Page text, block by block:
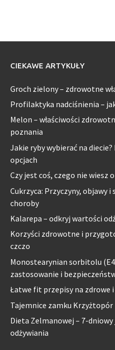
CIEKAWE ARTYKUŁY
Groch zielony – zdrowotne
Profilaktyka nadciśnienia –
Melon – właściwości
poznania
Jakie ryby wybierać na
opcjach
Czy jest coś, czego nie wiesz
Cukrzyca: Przyczyny, objawy
choroby
Kalarepa – odkryj wartości
Korzyści zdrowotne i
czczo
Monostearynian sorbitolu
zastosowanie i
Łatwe fit przepisy na zdrowe
Tajemnice zamku Krzyżtopór
Dieta Zelmanowej – 7-dniowy
odżywiania